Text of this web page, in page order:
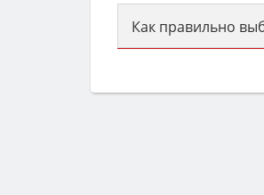
Как правильно
семьи, класс